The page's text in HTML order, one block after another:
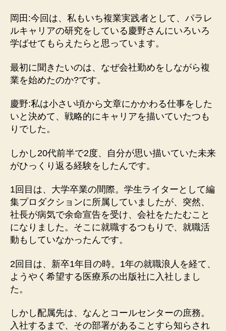
岡田:今回は、私もいち複業実践者として、パラレ
ルキャリアの研究をしている慶野さんにいろいろ
学ばせてもらえたらと思っています。
最初に聞きたいのは、なぜ会社勤めをしながら複
業を始めたのか?です。
慶野:私は小さい頃から文章にかかわる仕事をした
いと決めて、戦略的にキャリアを描いていたつも
りでした。
しかし20代前半で2度、自分が思い描いていた未来
がひっくり返る経験をしたんです。
1回目は、大学卒業の間際。学生ライターとして編
集プロダクションに所属していましたが、突然、
社長が病気で余命宣告を受け、会社をたたむこと
になりました。そこに就職するつもりで、就職活
動もしていなかったんです。
2回目は、新卒1年目の時。1年の就職浪人を経て、
ようやく希望する医療系の出版社に入社しまし
た。
しかし配属先は、なんとコールセンターの庶務。
入社するまで、その部署があることすら知らされ